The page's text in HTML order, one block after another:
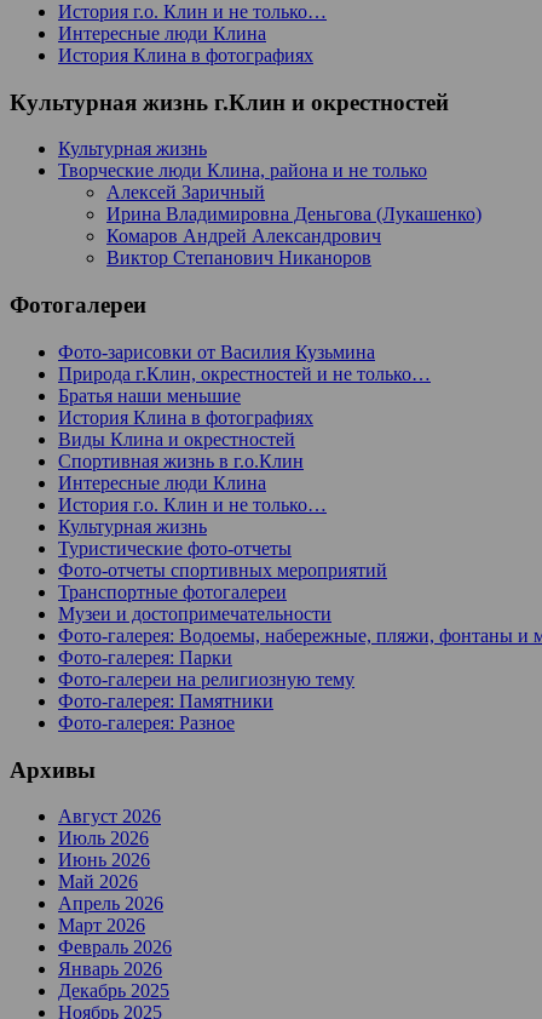
История г.о. Клин и не только…
Интересные люди Клина
История Клина в фотографиях
Культурная жизнь г.Клин и окрестностей
Культурная жизнь
Творческие люди Клина, района и не только
Алексей Заричный
Ирина Владимировна Деньгова (Лукашенко)
Комаров Андрей Александрович
Виктор Степанович Никаноров
Фотогалереи
Фото-зарисовки от Василия Кузьмина
Природа г.Клин, окрестностей и не только…
Братья наши меньшие
История Клина в фотографиях
Виды Клина и окрестностей
Спортивная жизнь в г.о.Клин
Интересные люди Клина
История г.о. Клин и не только…
Культурная жизнь
Туристические фото-отчеты
Фото-отчеты спортивных мероприятий
Транспортные фотогалереи
Музеи и достопримечательности
Фото-галерея: Водоемы, набережные, пляжи, фонтаны и
Фото-галерея: Парки
Фото-галереи на религиозную тему
Фото-галерея: Памятники
Фото-галерея: Разное
Архивы
Август 2026
Июль 2026
Июнь 2026
Май 2026
Апрель 2026
Март 2026
Февраль 2026
Январь 2026
Декабрь 2025
Ноябрь 2025